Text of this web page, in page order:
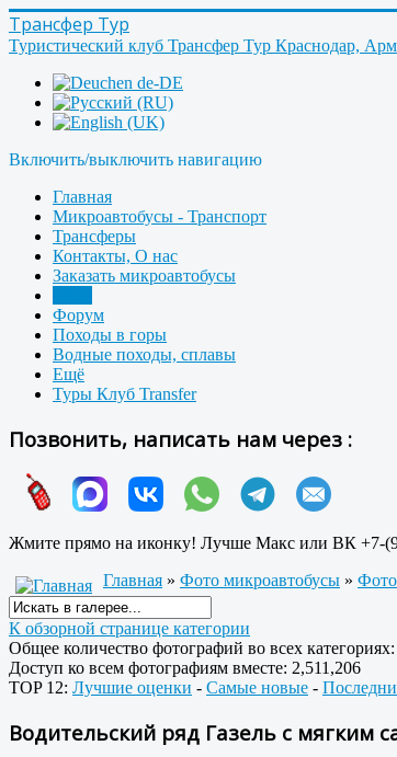
Трансфер Тур
Туристический клуб Трансфер Тур Краснодар,
Включить/выключить навигацию
Главная
Микроавтобусы - Транспорт
Трансферы
Контакты, О нас
Заказать микроавтобусы
Форум
Походы в горы
Водные походы, сплавы
Ещё
Туры Клуб Transfer
Позвонить, написать нам через :
Жмите прямо на иконку! Лучше Макс или ВК +7-
Главная » Фото микроавтобусы » Фото
К обзорной странице категории
Общее количество фотографий во всех
Доступ ко всем фотографиям вместе: 2,511,206
TOP 12: Лучшие оценки - Самые новые -
Водительский ряд Газель с мягким